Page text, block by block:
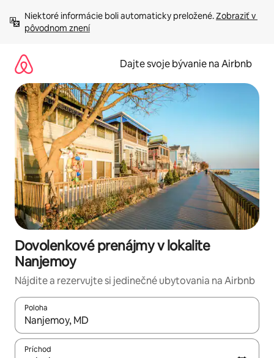
obsah.
Niektoré informácie boli automaticky preložené. Zobraziť v
pôvodnom znení
Dajte svoje bývanie na Airbnb
Dovolenkové prenájmy v lokalite
Nanjemoy
Nájdite a rezervujte si jedinečné ubytovania na Airbnb
Poloha
Keď budú výsledky k dispozícii, môžete si ich prechádzať
Príchod